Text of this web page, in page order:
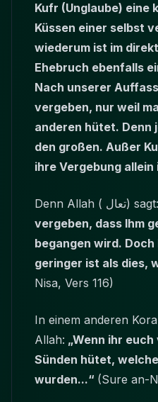
Kufr (Unglaube) eine
Küssen einer selbst
wiederum ist im
Ehebruch ebenfalls
Nach unserer
vergeben, nur weil
anderen hütet. Denn
den großen. Außer
ihre Vergebung allein
Denn Allah ( تعال) sagt:
vergeben, dass Ihm
begangen wird.
geringer ist als dies,
Nisa, Vers 116)
In einem anderen
Allah: „Wenn ihr
Sünden hütet,
wurden...“ (Sure an-